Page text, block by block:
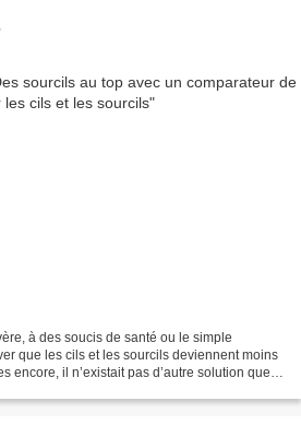
à des soucis de santé ou le simple
que les cils et les sourcils deviennent moins
encore, il n’existait pas d’autre solution que